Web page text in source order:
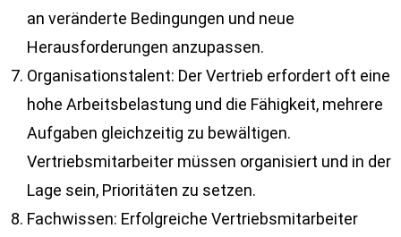
an veränderte Bedingungen und neue
Herausforderungen anzupassen.
Organisationstalent: Der Vertrieb erfordert oft eine
hohe Arbeitsbelastung und die Fähigkeit, mehrere
Aufgaben gleichzeitig zu bewältigen.
Vertriebsmitarbeiter müssen organisiert und in der
Lage sein, Prioritäten zu setzen.
Fachwissen: Erfolgreiche Vertriebsmitarbeiter